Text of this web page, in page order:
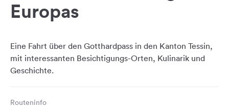
uns
auf
Social
Media
Europas
Eine Fahrt über den Gotthardpass in den Kanton Tessin,
mit interessanten Besichtigungs-Orten, Kulinarik und
Routeninfo